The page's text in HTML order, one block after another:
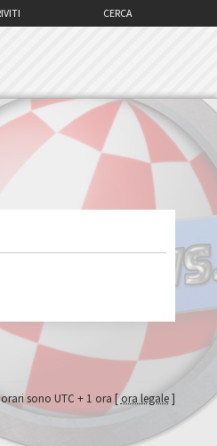
CERCA
sono UTC + 1 ora [ora legale]